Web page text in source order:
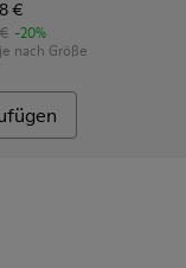
€
-20%
nach Größe